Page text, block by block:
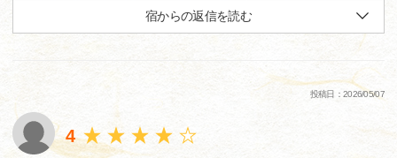
宿からの返信を読む
投稿日：2026/05/07
4